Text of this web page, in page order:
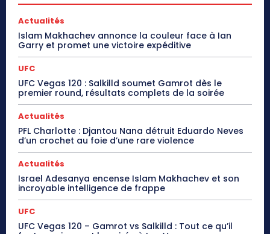
Actualités
Islam Makhachev annonce la couleur face à Ian
Garry et promet une victoire expéditive
UFC
UFC Vegas 120 : Salkilld soumet Gamrot dès le
premier round, résultats complets de la soirée
Actualités
PFL Charlotte : Djantou Nana détruit Eduardo Neves
d’un crochet au foie d’une rare violence
Actualités
Israel Adesanya encense Islam Makhachev et son
incroyable intelligence de frappe
UFC
UFC Vegas 120 – Gamrot vs Salkilld : Tout ce qu’il